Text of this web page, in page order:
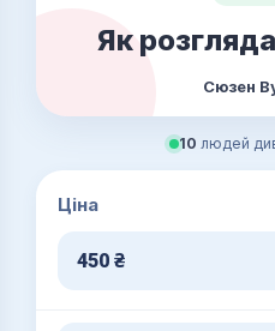
Як
Сюзен
10 людей
Ціна
450 ₴